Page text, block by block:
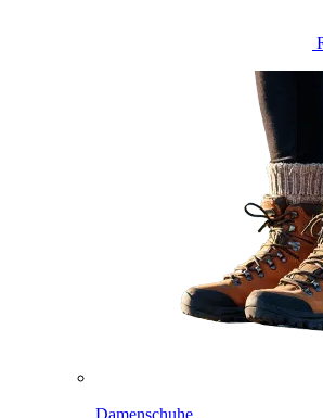
Damenschuhe